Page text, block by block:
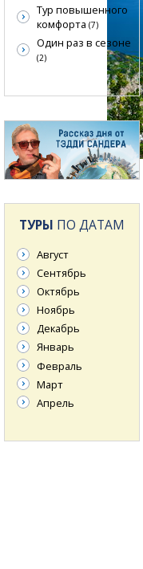
Тур повышенного
комфорта (7)
Один раз в сезоне
(2)
ТУРЫ ПО ДАТАМ
Август
Сентябрь
Октябрь
Ноябрь
Декабрь
Январь
Февраль
Март
Апрель